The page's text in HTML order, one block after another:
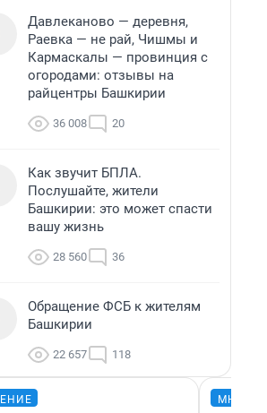
Давлеканово — деревня,
Раевка — не рай, Чишмы и
Кармаскалы — провинция с
огородами: отзывы на
райцентры Башкирии
36 008 20
Как звучит БПЛА.
Послушайте, жители
Башкирии: это может спасти
вашу жизнь
28 560 36
Обращение ФСБ к жителям
Башкирии
22 657 118